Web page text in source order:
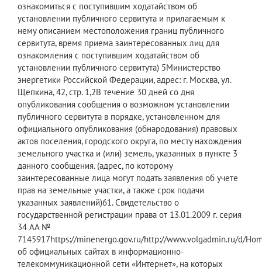
ознакомиться с поступившим ходатайством об
установлении публичного сервитута и прилагаемым к
нему описанием местоположения границ публичного
сервитута, время приема заинтересованных лиц для
ознакомления с поступившим ходатайством об
установлении публичного сервитута) 5Министерство
энергетики Российской Федерации, адрес: г. Москва, ул.
Щепкина, 42, стр. 1,2В течение 30 дней со дня
опубликования сообщения о возможном установлении
публичного сервитута в порядке, установленном для
официального опубликования (обнародования) правовых
актов поселения, городского округа, по месту нахождения
земельного участка и (или) земель, указанных в пункте 3
данного сообщения. (адрес, по которому
заинтересованные лица могут подать заявления об учете
прав на земельные участки, а также срок подачи
указанных заявлений)61. Свидетельство о
государственной регистрации права от 13.01.2009 г. серия
34 АА №
7145917https://minenergo.gov.ru/http://www.volgadmin.ru/d/
об официальных сайтах в информационно-
телекоммуникационной сети «Интернет», на которых